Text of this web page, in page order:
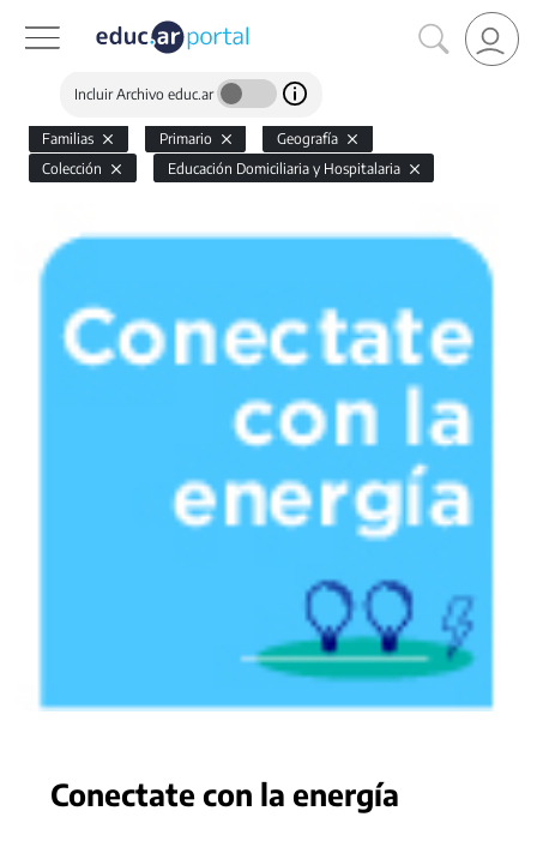
Incluir Archivo educ.ar
Familias Primario
Geografía
Colección
Educación Domiciliaria y Hospitalaria
Conectate con la energía